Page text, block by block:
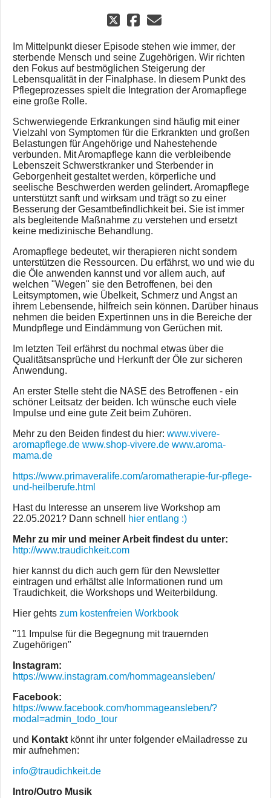
Im Mittelpunkt dieser Episode stehen wie immer, der
sterbende Mensch und seine Zugehörigen. Wir richten
den Fokus auf bestmöglichen Steigerung der
Lebensqualität in der Finalphase. In diesem Punkt des
Pflegeprozesses spielt die Integration der Aromapflege
eine große Rolle.
Schwerwiegende Erkrankungen sind häufig mit einer
Vielzahl von Symptomen für die Erkrankten und großen
Belastungen für Angehörige und Nahestehende
verbunden. Mit Aromapflege kann die verbleibende
Lebenszeit Schwerstkranker und Sterbender in
Geborgenheit gestaltet werden, körperliche und
seelische Beschwerden werden gelindert. Aromapflege
unterstützt sanft und wirksam und trägt so zu einer
Besserung der Gesamtbefindlichkeit bei. Sie ist immer
als begleitende Maßnahme zu verstehen und ersetzt
keine medizinische Behandlung.
Aromapflege bedeutet, wir therapieren nicht sondern
unterstützen die Ressourcen. Du erfährst, wo und wie du
die Öle anwenden kannst und vor allem auch, auf
welchen "Wegen" sie den Betroffenen, bei den
Leitsymptomen, wie Übelkeit, Schmerz und Angst an
ihrem Lebensende, hilfreich sein können. Darüber hinaus
nehmen die beiden Expertinnen uns in die Bereiche der
Mundpflege und Eindämmung von Gerüchen mit.
Im letzten Teil erfährst du nochmal etwas über die
Qualitätsansprüche und Herkunft der Öle zur sicheren
Anwendung.
An erster Stelle steht die NASE des Betroffenen - ein
schöner Leitsatz der beiden. Ich wünsche euch viele
Impulse und eine gute Zeit beim Zuhören.
Mehr zu den Beiden findest du hier: www.vivere-
aromapflege.de www.shop-vivere.de www.aroma-
mama.de
https://www.primaveralife.com/aromatherapie-fur-pflege-
und-heilberufe.html
Hast du Interesse an unserem live Workshop am
22.05.2021? Dann schnell
hier entlang :)
Mehr zu mir und meiner Arbeit findest du unter:
http://www.traudichkeit.com
hier kannst du dich auch gern für den Newsletter
eintragen und erhältst alle Informationen rund um
Traudichkeit, die Workshops und Weiterbildung.
Hier gehts zum kostenfreien Workbook
"11 Impulse für die Begegnung mit trauernden
Zugehörigen"
Instagram:
https://www.instagram.com/hommageansleben/
Facebook:
https://www.facebook.com/hommageansleben/?
modal=admin_todo_tour
und Kontakt könnt ihr unter folgender eMailadresse zu
mir aufnehmen:
info@traudichkeit.de
Intro/Outro Musik